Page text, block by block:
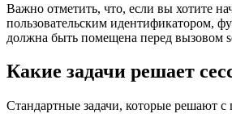
Важно отметить, что, если вы хотите
пользовательским идентификатором,
должна быть помещена перед вызовом
Какие задачи решает
Стандартные задачи, которые решают